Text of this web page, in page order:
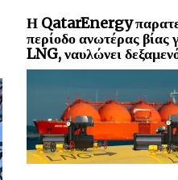
Η QatarEnergy
περίοδο ανωτέρας βίας
LNG, ναυλώνει